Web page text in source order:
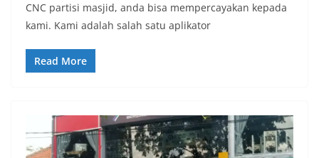
CNC partisi masjid, anda bisa mempercayakan kepada
kami. Kami adalah salah satu aplikator
Read More